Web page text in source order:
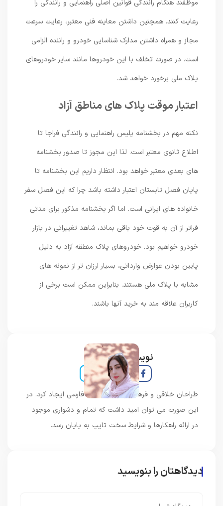
موظفند هنگام رانندگی قوانین اصلی راهنمایی و رانندگی را
رعایت کنند. همچنین داشتن معاینه فنی معتبر، رعایت سرعت
مجاز و همراه داشتن مدارک شناسایی خودرو و راننده الزامی
است. در صورت تخلف با این خودروها مانند سایر خودروهای
پلاک ملی برخورد خواهد شد.
اعتبار موقت پلاک های مناطق آزاد
نکته مهم در بخشنامه پلیس راهنمایی و رانندگی فراجا تا
اطلاع ثانوی معتبر است. لذا این مجوز تا صدور بخشنامه
های بعدی معتبر خواهد بود. انتظار داریم این بخشنامه تا
پایان فصل تابستان اعتبار داشته باشد چرا که این فصل سفر
خانواده های ایرانی است. اما اگر بخشنامه مذکور برای مدتی
فراتر از آن به قوت خود باقی بماند، شاهد تغییراتی در بازار
خودرو خواهیم بود. خودروهای پلاک منطقه آزاد به دلیل
پایین بودن عوارض وارداتی، بسیار ارزان تر از نمونه های
مشابه با پلاک ملی هستند. بنابراین ممکن است برخی از
کاربران علاقه مند به خرید آنها باشند.
نویسنده و خبرنگار
طراحان خلاقی و فرهنگ پیشرو در زبان فارسی ایجاد کرد. در
این صورت می توان امید داشت که تمام و دشواری موجود
در ارائه راهکارها و شرایط سخت تایپ به پایان رسد.
دیدگاهتان را بنویسید